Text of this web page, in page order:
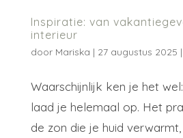
Inspiratie: van
interieur
door Mariska | 27 augustus 2025 |
Waarschijnlijk ken je het
laad je helemaal op. Het
de zon die je huid